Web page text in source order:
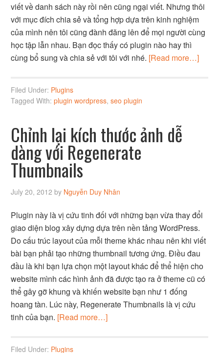
viết về danh sách này rồi nên cũng ngại viết. Nhưng thôi
với mục đích chia sẻ và tổng hợp dựa trên kinh nghiệm
của mình nên tôi cũng đành đăng lên để mọi người cùng
học tập lẫn nhau. Bạn đọc thấy có plugin nào hay thì
cùng bổ sung và chia sẻ với tôi với nhé. [Read more…]
Filed Under: Plugins
Tagged With:plugin wordpress,seo plugin
Chỉnh lại kích thước ảnh dễ
dàng với Regenerate
Thumbnails
July 20, 2012 by Nguyễn Duy Nhân
Plugin này là vị cứu tinh đối với những bạn vừa thay đổi
giao diện blog xây dựng dựa trên nền tảng WordPress.
Do cấu trúc layout của mỗi theme khác nhau nên khi viết
bài bạn phải tạo những thumbnail tương ứng. Điều đau
đầu là khi bạn lựa chọn một layout khác để thể hiện cho
website mình các hình ảnh đã được tạo ra ở theme cũ có
thể gây gỡ khung và khiến website bạn như 1 đống
hoang tàn. Lúc này, Regenerate Thumbnails là vị cứu
tinh của bạn. [Read more…]
Filed Under: Plugins